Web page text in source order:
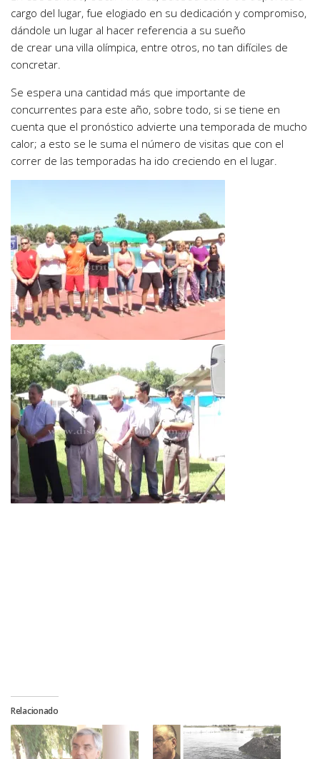
cargo del lugar, fue elogiado en su dedicación y compromiso,
dándole un lugar al hacer referencia a su sueño
de crear una villa olímpica, entre otros, no tan difíciles de
concretar.
Se espera una cantidad más que importante de
concurrentes para este año, sobre todo, si se tiene en
cuenta que el pronóstico advierte una temporada de mucho
calor; a esto se le suma el número de visitas que con el
correr de las temporadas ha ido creciendo en el lugar.
Relacionado